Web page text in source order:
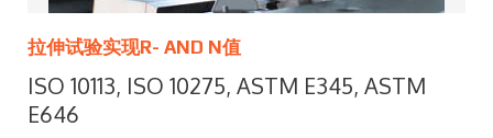
拉伸试验实现R- AND N值
ISO 10113, ISO 10275, ASTM E345, ASTM
E646